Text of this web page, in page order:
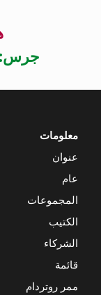
جرس:
معلومات
عنوان
عام
المجموعات
الكتيب
الشركاء
قائمة
ممر روتردام